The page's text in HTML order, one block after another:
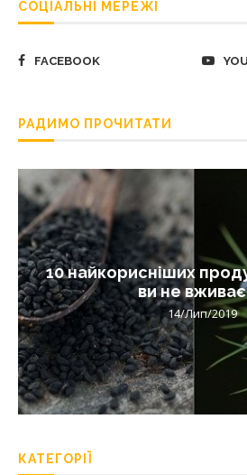
СОЦІАЛЬНІ МЕРЕЖІ
FACEBOOK
РАДИМО ПРОЧИТАТИ
10 найкорисніших
ви не
14/Лип/2019
КАТЕГОРІЇ